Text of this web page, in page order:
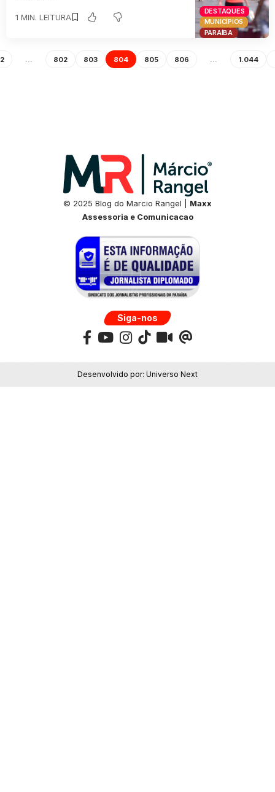
DESTAQUES
MUNICÍPIOS
PARAÍBA
1 MIN. LEITURA
2 802 803 804 805 806 1.044
© 2025 Blog do Marcio Rangel | Maxx
Assessoria e Comunicacao
Siga-nos
Desenvolvido por: Universo Next